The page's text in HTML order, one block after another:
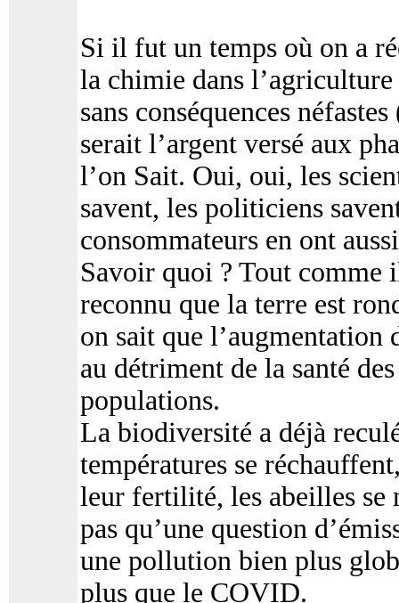
Si il fut un temps où on a
la chimie dans l’agriculture
sans conséquences
serait l’argent versé aux
l’on Sait. Oui, oui, les
savent, les politiciens
consommateurs en ont
Savoir quoi ? Tout comme
reconnu que la terre est
on sait que
au détriment de la santé
populations.
La biodiversité a déjà
températures se
leur fertilité, les abeilles se
pas qu’une question
une pollution bien plus
plus que le COVID.